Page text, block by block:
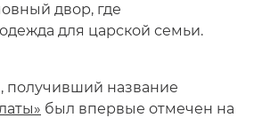
двор, где
для царской семьи.
получивший название
был впервые отмечен на